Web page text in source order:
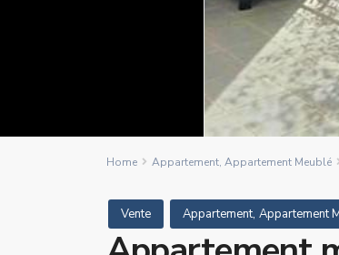
Home Appartement, Appartement Meublé
Vente Appartement, Appartement